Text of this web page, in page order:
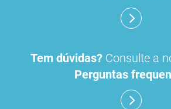
Tem dúvidas? Consulte a
Perguntas